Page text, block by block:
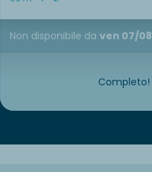
Non disponibile da ven 07/08
Completo!